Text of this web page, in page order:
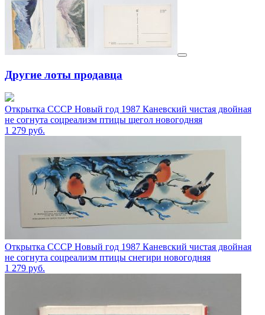
Другие лоты продавца
Открытка СССР Новый год 1987 Каневский чистая двойная
не согнута соцреализм птицы щегол новогодняя
1 279 руб.
Открытка СССР Новый год 1987 Каневский чистая двойная
не согнута соцреализм птицы снегири новогодняя
1 279 руб.